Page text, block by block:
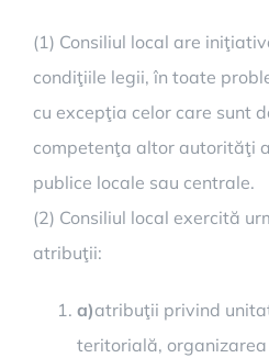
(1) Consiliul local are
condiţiile legii, în toate
cu excepţia celor care sunt
competenţa altor autorităţi
publice locale sau centrale.
(2) Consiliul local exercită
atribuţii:
a)atribuţii privind
teritorială,